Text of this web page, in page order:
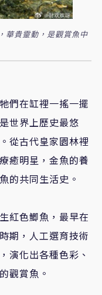
華貴靈動，是觀賞魚中
們在缸裡一搖一擺
世界上歷史最悠
從古代皇家園林裡
癒明星，金魚的養
的共同生活史。
紅色鯽魚，最早在
期，人工選育技術
演化出各種色彩、
觀賞魚。